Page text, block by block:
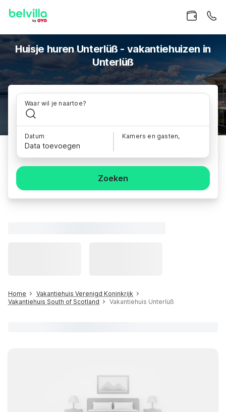
Huisje huren Unterlüß - vakantiehuizen in
Unterlüß
Waar wil je naartoe?
Datum
Data toevoegen
Kamers en gasten,
Zoeken
Home
Vakantiehuis Verenigd Koninkrijk
Vakantiehuis South of Scotland
Vakantiehuis Unterlüß